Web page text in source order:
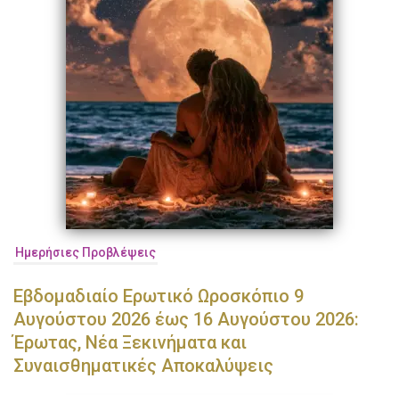
Ημερήσιες Προβλέψεις
Εβδομαδιαίο Ερωτικό Ωροσκόπιο 9
Αυγούστου 2026 έως 16 Αυγούστου 2026:
Έρωτας, Νέα Ξεκινήματα και
Συναισθηματικές Αποκαλύψεις